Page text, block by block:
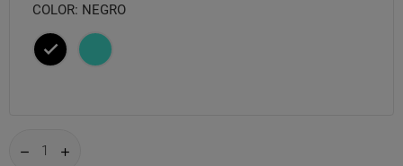
COLOR: NEGRO
Negro Turquesa